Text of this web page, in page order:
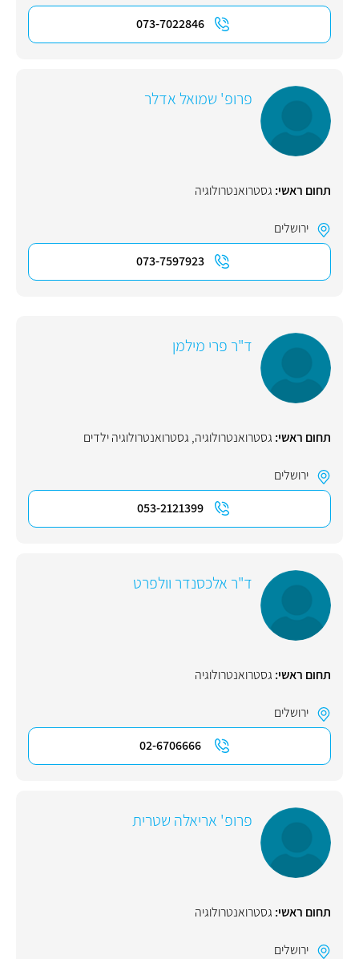
073-7022846
פרופ' שמואל אדלר
תחום ראשי: גסטרואנטרולוגיה
ירושלים
073-7597923
ד"ר פרי מילמן
תחום ראשי: גסטרואנטרולוגיה, גסטרואנטרולוגיה ילדים
ירושלים
053-2121399
ד"ר אלכסנדר וולפרט
תחום ראשי: גסטרואנטרולוגיה
ירושלים
02-6706666
פרופ' אריאלה שטרית
תחום ראשי: גסטרואנטרולוגיה
ירושלים